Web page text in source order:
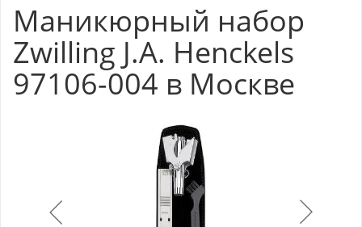
Маникюрный набор
Zwilling J.A. Henckels
97106-004 в Москве